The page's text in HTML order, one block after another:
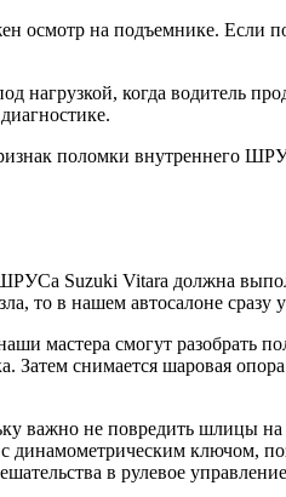
осмотр на подъемнике. Если
когда водитель
поломки внутреннего
Suzuki Vitara должна
то в нашем автосалоне
мастера смогут
Затем снимается шаровая
важно не повредить шлицы
динамометрическим ключом,
в рулевое